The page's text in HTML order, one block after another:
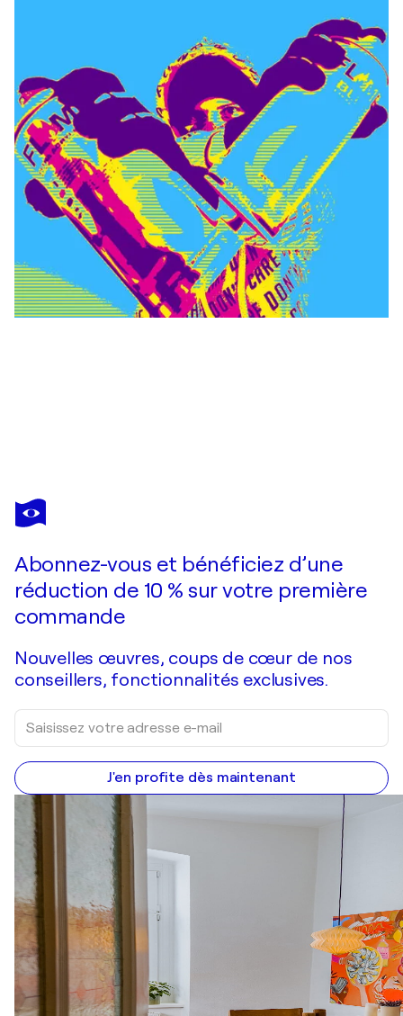
CHEEKY BUNNY
Paris
Abonnez-vous et bénéficiez d’une
réduction de 10 % sur votre première
commande
Nouvelles œuvres, coups de cœur de nos
conseillers, fonctionnalités exclusives.
J'en profite dès maintenant